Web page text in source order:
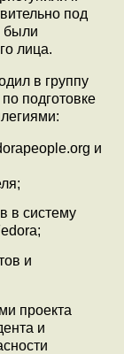
под
были
лица.
в группу
подготовке
и
в систему
и
проекта
и